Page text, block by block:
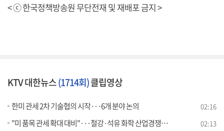
< ⓒ 한국정책방송원 무단전재 및 재배포 금지 >
KTV 대한뉴스(1714회)클립영상
한미 관세 2차 기술협의 시작···6개 분야 논의 02:16
"미 품목 관세 확대 대비"···철강·석유 화학 산업경쟁력 강화 02:13